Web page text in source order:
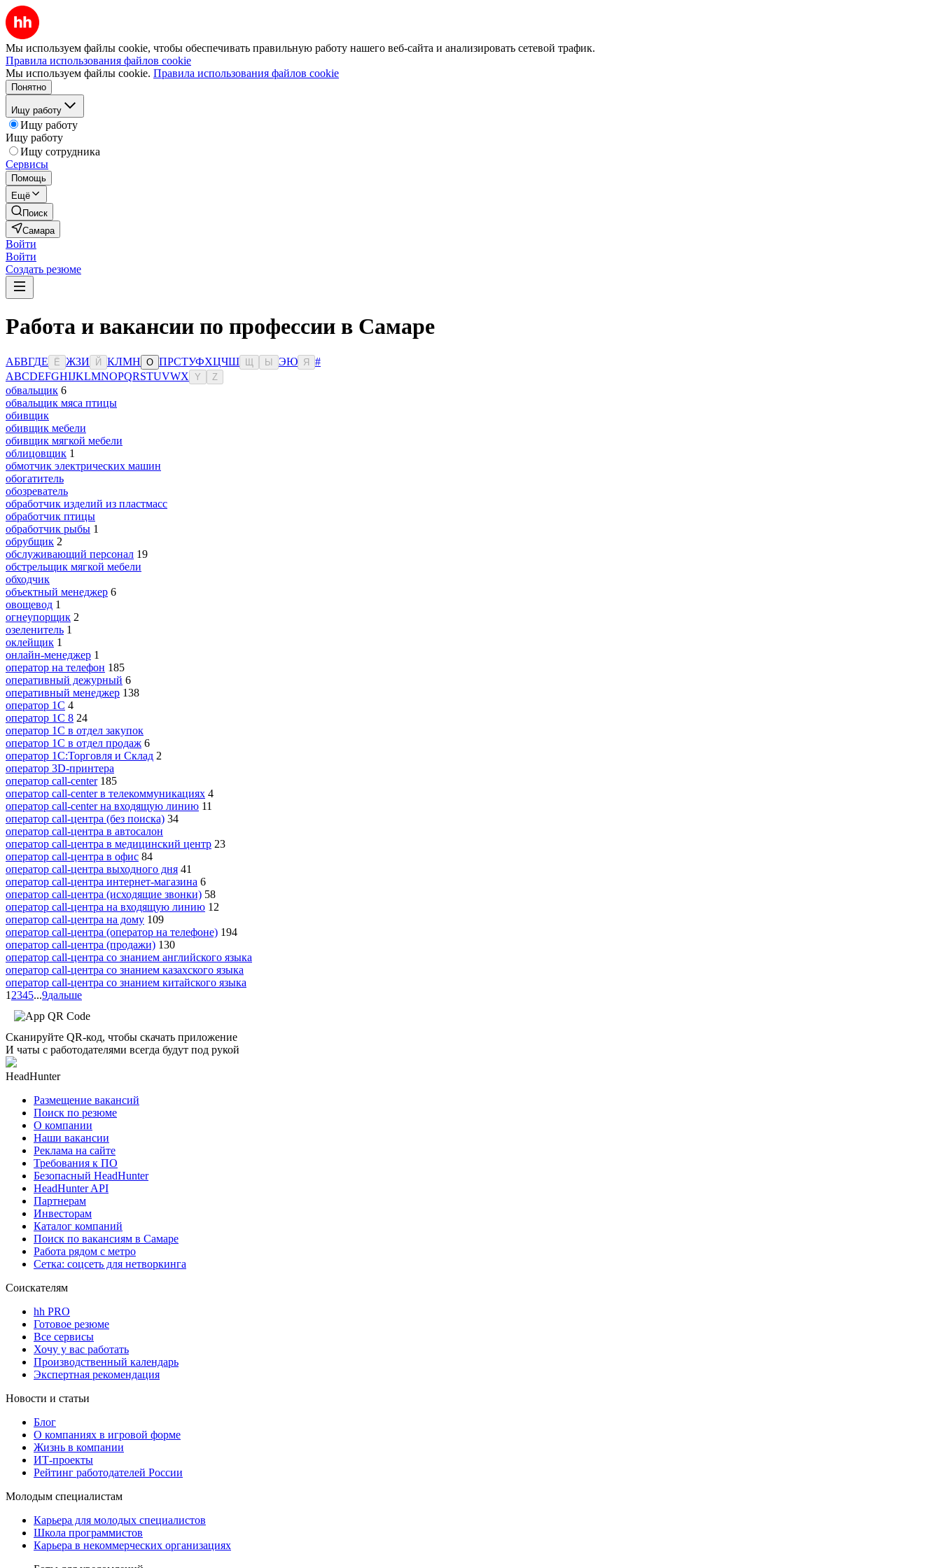
Мы используем файлы cookie, чтобы обеспечивать правильную работу нашего веб-сайта и анализировать сетевой трафик.
Правила использования файлов cookie
Мы используем файлы cookie. Правила использования файлов cookie
Понятно
Ищу работу
Ищу работу
Ищу работу
Ищу сотрудника
Сервисы
Помощь
Ещё
Поиск
Самара
Войти
Войти
Создать резюме
Работа и вакансии по профессии в Самаре
АБВГДЕ Ё ЖЗИ Й КЛМН О ПРСТУФХЦЧШ Ы ЭЮ Я
#
ABCDEFGHIJKLMNOPQRSTUVWX Y Z
обвальщик 6
обвальщик мяса птицы
обивщик
обивщик мебели
обивщик мягкой мебели
облицовщик 1
обмотчик электрических машин
обогатитель
обозреватель
обработчик изделий из пластмасс
обработчик птицы
обработчик рыбы 1
обрубщик 2
обслуживающий персонал 19
обстрельщик мягкой мебели
обходчик
объектный менеджер 6
овощевод 1
огнеупорщик 2
озеленитель 1
оклейщик 1
онлайн-менеджер 1
опeрaтoр нa тeлeфoн 185
оперативный дежурный 6
оперативный менеджер 138
оператор 1C 4
оператор 1С 8 24
оператор 1С в отдел закупок
оператор 1С в отдел продаж 6
оператор 1С:Торговля и Склад 2
оператор 3D-принтера
оператор call-center 185
оператор call-center в телекоммуникациях 4
оператор call-center на входящую линию 11
оператор call-центра (без поиска) 34
оператор call-центра в автосалон
оператор call-центра в медицинский центр 23
оператор call-центра в офис 84
оператор call-центра выходного дня 41
оператор call-центра интернет-магазина 6
оператор call-центра (исходящие звонки) 58
оператор call-центра на входящую линию 12
оператор call-центра на дому 109
оператор call-центра (оператор на телефоне) 194
оператор call-центра (продажи) 130
оператор call-центра со знанием английского языка
оператор call-центра со знанием казахского языка
оператор call-центра со знанием китайского языка
1 2345...9дальше
Сканируйте QR-код, чтобы скачать приложение
И чаты с работодателями всегда будут под рукой
HeadHunter
Размещение вакансий
Поиск по резюме
О компании
Наши вакансии
Реклама на сайте
Требования к ПО
Безопасный HeadHunter
HeadHunter API
Партнерам
Инвесторам
Каталог компаний
Поиск по вакансиям в Самаре
Работа рядом с метро
Сетка: соцсеть для нетворкинга
Соискателям
hh PRO
Готовое резюме
Все сервисы
Хочу у вас работать
Производственный календарь
Экспертная рекомендация
Новости и статьи
Блог
О компаниях в игровой форме
Жизнь в компании
ИТ-проекты
Рейтинг работодателей России
Молодым специалистам
Карьера для молодых специалистов
Школа программистов
Карьера в некоммерческих организациях